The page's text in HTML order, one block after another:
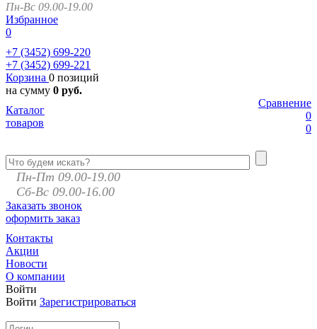
Пн-Вс 09.00-19.00
Избранное
0
+7 (3452) 699-220
+7 (3452) 699-221
Корзина 0 позиций
на сумму 0 руб.
Сравнение
0
0
Каталог
товаров
Пн-Пт 09.00-19.00
Сб-Вс 09.00-16.00
Заказать звонок
оформить заказ
Контакты
Акции
Новости
О компании
Войти
Войти Зарегистрироваться